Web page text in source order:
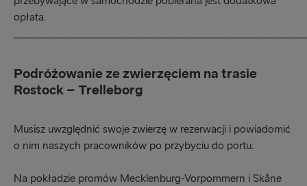
opłata.
Podróżowanie ze zwierzęciem na trasie
Rostock – Trelleborg
Musisz uwzględnić swoje zwierzę w rezerwacji i powiadomić
o nim naszych pracowników po przybyciu do portu.
Na pokładzie promów Mecklenburg-Vorpommern i Skåne